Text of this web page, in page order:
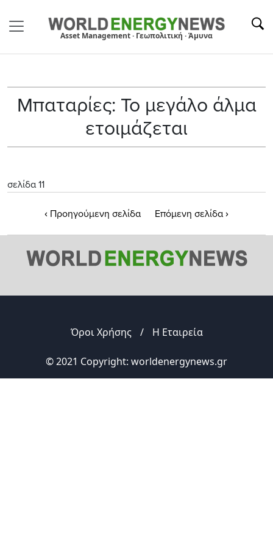
Asset Management · Γεωπολιτική · Άμυνα
Μπαταρίες: Το μεγάλο άλμα
ετοιμάζεται
σελίδα 11
‹ Προηγούμενη σελίδα Επόμενη σελίδα›
Όροι Χρήσης / Η Εταιρεία
© 2021 Copyright: worldenergynews.gr